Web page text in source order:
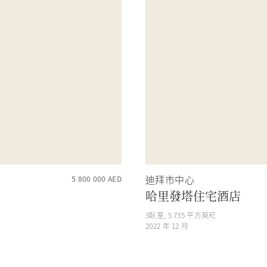
5 800 000 AED 迪拜市中心
哈里發塔住宅酒店
3臥室, 5 735 平方英尺
2022 年 12 月